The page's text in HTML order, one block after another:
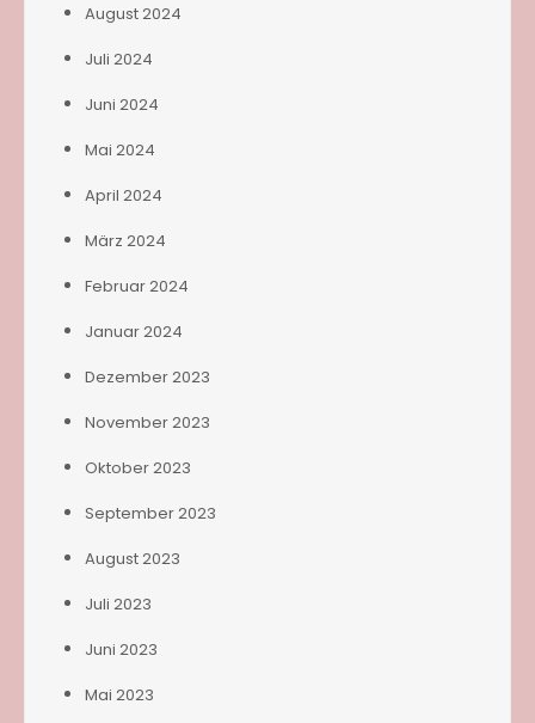
August 2024
Juli 2024
Juni 2024
Mai 2024
April 2024
März 2024
Februar 2024
Januar 2024
Dezember 2023
November 2023
Oktober 2023
September 2023
August 2023
Juli 2023
Juni 2023
Mai 2023